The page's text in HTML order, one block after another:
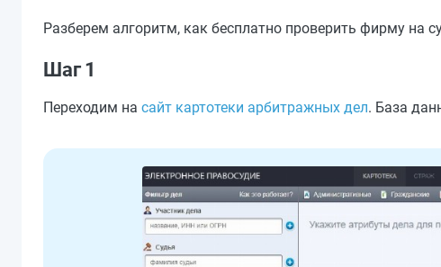
Разберем алгоритм, как бесплатно проверить фирму на
Шаг 1
Переходим на сайт картотеки арбитражных дел. База